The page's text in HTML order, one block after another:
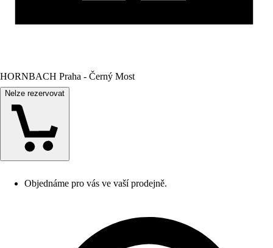
HORNBACH Praha - Černý Most
Nelze rezervovat
Objednáme pro vás ve vaší prodejně.